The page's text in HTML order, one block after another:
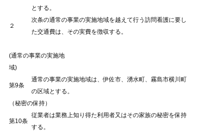
とする。
２
次条の通常の事業の実施地域を越えて行う訪問看護に要し
た交通費は、その実費を徴収する。
(通常の事業の実施地
域)
第9条
通常の事業の実施地域は、伊佐市、湧水町、霧島市横川町
の区域とする。
（秘密の保持）
第10条
従業者は業務上知り得た利用者又はその家族の秘密を保持
する。